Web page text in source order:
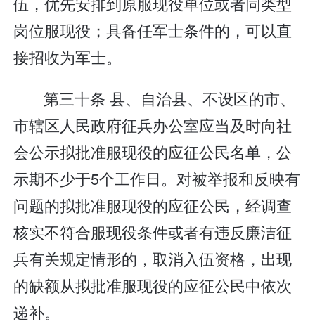
岗位服现役；具备任军士条件的，可以直
接招收为军士。
第三十条 县、自治县、不设区的市、
市辖区人民政府征兵办公室应当及时向社
会公示拟批准服现役的应征公民名单，公
示期不少于5个工作日。对被举报和反映有
问题的拟批准服现役的应征公民，经调查
核实不符合服现役条件或者有违反廉洁征
兵有关规定情形的，取消入伍资格，出现
的缺额从拟批准服现役的应征公民中依次
递补。